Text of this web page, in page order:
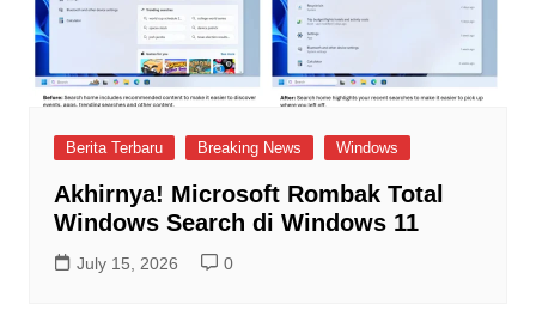
Berita Terbaru Breaking News Windows
Akhirnya! Microsoft Rombak Total
Windows Search di Windows 11
July 15, 2026 0